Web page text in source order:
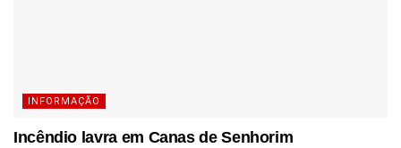
INFORMAÇÃO
Incêndio lavra em Canas de Senhorim